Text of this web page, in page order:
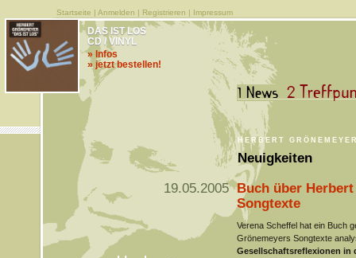
Startseite | Anmelden | Registrieren | Impressum
HERBERT
Neuigkeiten
DAS IST LOS
CD / VINYL
» Infos
» jetzt bestellen!
19.05.2005 Buch über
Songtexte
Verena Scheffel hat ein Buch
Grönemeyers Songtexte
Gesellschaftsreflexionen in